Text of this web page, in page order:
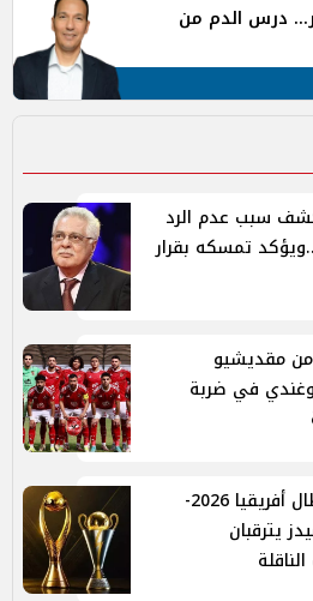
درس الدم من
سبب عدم الرد
تمسكه بقرار
من مقديشيو
في ضربة
موعد قرعة دوري أبطال أفريقيا 2026-
يترقبان